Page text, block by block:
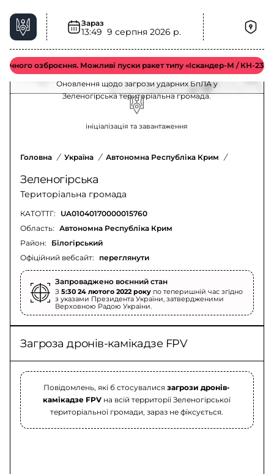
Зараз
13:49 9 серпня 2026 р.
озброєння. Можливі пуски ракет типу «Іскандер-М / КН-23 / С-
Загроза дронів-камікадзе FPV у
Зеленогірська територіальна громада –
актуальна ситуація
Оновлення щодо загрози ударних БпЛА у
Зеленогірська територіальна громада.
ініціалізація та завантаження
Головна / Україна / Автономна Республіка Крим /
Зеленогірська
Територіальна громада
КАТОТТГ: UA01040170000015760
Офіційний вебсайт: переглянути
Область: Автономна Республіка Крим
Район:
Білогірський
Запроваджено воєнний стан
З 5:30 24 лютого 2022 року по теперишній час згідно
з указами Президента України, затвердженими
Верховною Радою України.
Загроза дронів-камікадзе FPV
Повідомлень, які б стосувалисязагрози дронів-
камікадзе FPV на всій территорії Зеленогірської
територіальної громади, зараз не фіксується.